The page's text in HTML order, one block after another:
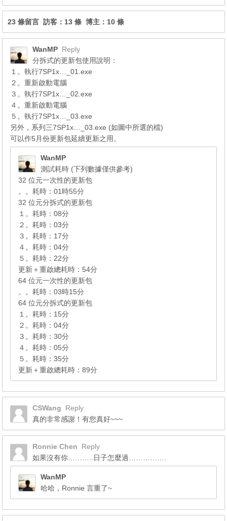
23 條留言 訪客：13 條 博主：10 條
WanMP Reply
分拆式的更新包使用說明：
１。執行7SP1x…_01.exe
２。重新啟動電腦
３。執行7SP1x…_02.exe
４。重新啟動電腦
５。執行7SP1x…_03.exe
另外，系列三7SP1x…_03.exe (如圖中所選的檔)
可以作5月份更新包延續更新之用。
WanMP
測試耗時 (下列數據僅供參考)
32 位元一次性的更新包
。。耗時：01時55分
32 位元分拆式的更新包
１。耗時：08分
２。耗時：03分
３。耗時：17分
４。耗時：04分
５。耗時：22分
更新＋重啟總耗時：54分
64 位元一次性的更新包
。。耗時：03時15分
64 位元分拆式的更新包
１。耗時：15分
２。耗時：04分
３。耗時：30分
４。耗時：05分
５。耗時：35分
更新＋重啟總耗時：89分
CSWang
Reply
真的非常感謝！有您真好~~~
Ronnie Chen
Reply
如果沒有你………..日子怎麼過…………….
WanMP
哈哈，Ronnie 言重了~